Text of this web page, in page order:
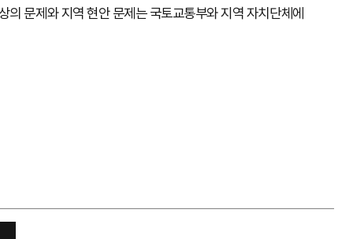
문제와 지역 현안 문제는 국토교통부와 지역 자치단체에